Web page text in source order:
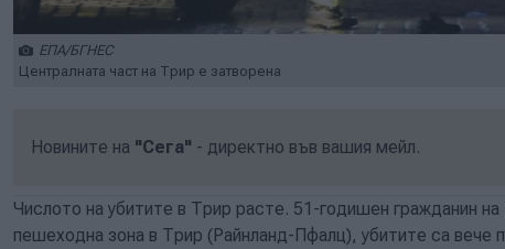
ЕПА/БГНЕС
Централната част на Трир е затворена
Новините на "Сега" - директно във вашия мейл.
Числото на убитите в Трир расте. 51-годишен гражданин
пешеходна зона в Трир (Райнланд-Пфалц), убитите са вече